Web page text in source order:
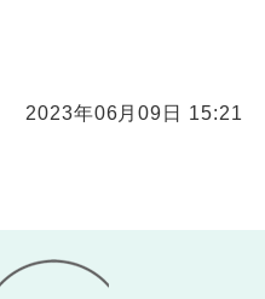
2023年06月09日 15:21